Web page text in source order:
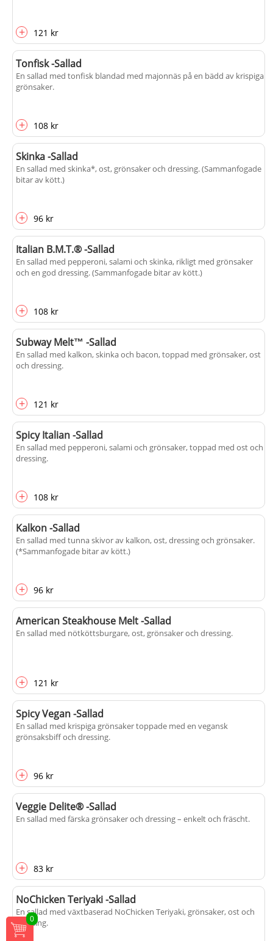
0
+ 121 kr
Tonfisk -Sallad
En sallad med tonfisk blandad med majonnäs på en bädd av krispiga
grönsaker.
+ 108 kr
Skinka -Sallad
En sallad med skinka*, ost, grönsaker och dressing. (Sammanfogade
bitar av kött.)
+ 96 kr
Italian B.M.T.® -Sallad
En sallad med pepperoni, salami och skinka, rikligt med grönsaker
och en god dressing. (Sammanfogade bitar av kött.)
+ 108 kr
Subway Melt™ -Sallad
En sallad med kalkon, skinka och bacon, toppad med grönsaker, ost
och dressing.
+ 121 kr
Spicy Italian -Sallad
En sallad med pepperoni, salami och grönsaker, toppad med ost och
dressing.
+ 108 kr
Kalkon -Sallad
En sallad med tunna skivor av kalkon, ost, dressing och grönsaker.
(*Sammanfogade bitar av kött.)
+ 96 kr
American Steakhouse Melt -Sallad
En sallad med nötköttsburgare, ost, grönsaker och dressing.
+ 121 kr
Spicy Vegan -Sallad
En sallad med krispiga grönsaker toppade med en vegansk
grönsaksbiff och dressing.
+ 96 kr
Veggie Delite® -Sallad
En sallad med färska grönsaker och dressing – enkelt och fräscht.
+ 83 kr
NoChicken Teriyaki -Sallad
En sallad med växtbaserad NoChicken Teriyaki, grönsaker, ost och
dressing.